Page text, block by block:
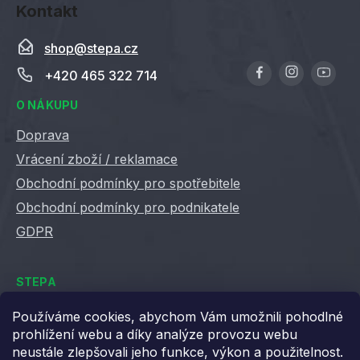
Používáme cookies, abychom Vám umožnili pohodlné
prohlížení webu a díky analýze provozu webu
neustále zlepšovali jeho funkce, výkon a použitelnost.
Kontakt
shop@stepa.cz
+420 465 322 714
O NÁKUPU
Doprava
Vrácení zboží / reklamace
Obchodní podmínky pro spotřebitele
Obchodní podmínky pro podnikatele
GDPR
STEPA
Kontakty
Kariéra ve Stepě